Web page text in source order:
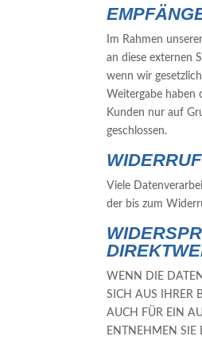
Im Rahmen
an diese externen
wenn wir
Weitergabe haben
Kunden nur auf
geschlossen.
Viele
der bis zum
WENN DIE
SICH AUS IHRER
AUCH FÜR EIN
ENTNEHMEN SIE